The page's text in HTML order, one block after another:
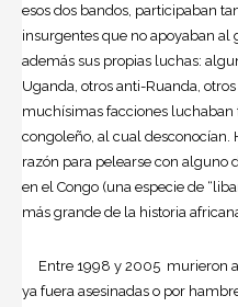
esos dos bandos, participaban
insurgentes que no apoyaban al
además sus propias luchas:
Uganda, otros anti-Ruanda,
muchísimas facciones
congoleño, al cual desconocían.
razón para pelearse con alguno
en el Congo (una especie de
más grande de la historia
Entre 1998 y 2005 murieron
ya fuera asesinadas o por